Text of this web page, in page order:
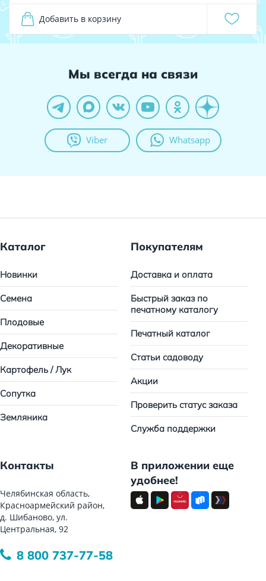
Добавить в корзину
Мы всегда на связи
Viber Whatsapp
Каталог
Новинки
Семена
Плодовые
Декоративные
Картофель / Лук
Сопутка
Земляника
Покупателям
Доставка и оплата
Быстрый заказ по
печатному каталогу
Печатный каталог
Статьи садоводу
Акции
Проверить статус заказа
Служба поддержки
Контакты
Челябинская область,
Красноармейский район,
д. Шибаново, ул.
Центральная, 92
8 800 737-77-58
В приложении еще
удобнее!